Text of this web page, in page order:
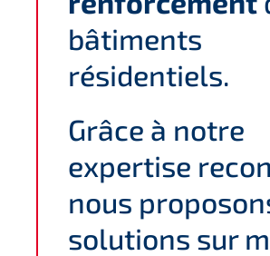
bâtiments
résidentiels.
Grâce à notre
expertise
nous
solutions sur